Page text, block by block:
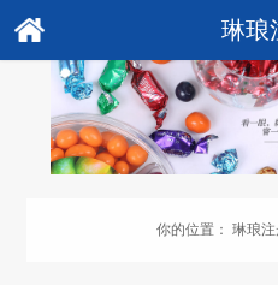
琳琅
你的位置： 琳琅